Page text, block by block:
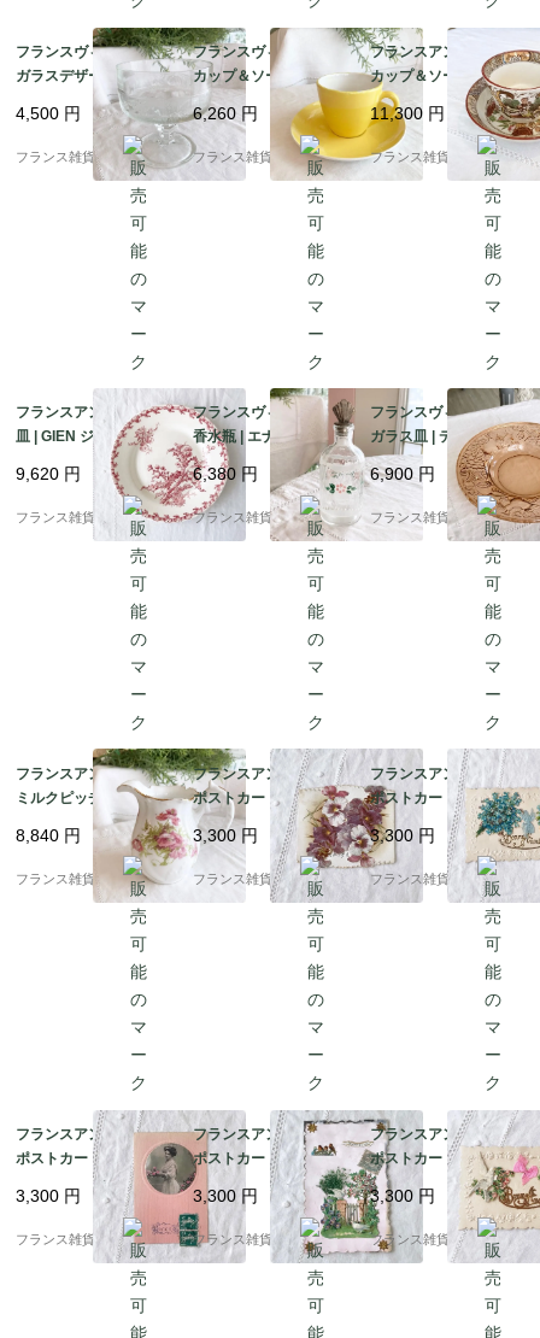
フランスヴィンテージ
ガラスデザート皿 | チ
ェリー柄 エンボス模様
フルーツ イタリア製 | 1
960－70年頃
4,500 円
フランス雑貨chouchou
フランスヴィンテージ
カップ＆ソーサー | ク
レイユ・モントロー
（Creil et Monterea
u）HBCM イエローカ
ラー ｜1935-50年頃 2
6,260 円
フランス雑貨chouchou
フランスアンティーク
カップ＆ソーサー | サ
ルグミンヌ窯 Sarregu
emines シノワズリ柄
コレクタブル | 19世紀
後半～20世紀初頭
11,300 円
フランス雑貨chouchou
フランスアンティーク
皿 | GIEN ジアン アザ
ミ柄（chardons) ディ
ナープレート | 1920年
前後 4
9,620 円
フランス雑貨chouchou
フランスヴィンテージ
香水瓶 | エナメル手描
き ピンク色 小花柄 パ
フュームボトル | 1900
年代半頃
6,380 円
フランス雑貨chouchou
フランスヴィンテージ
ガラス皿 | ディプレッ
ショングラス 大皿 コー
ラルピンクカラー | 195
0-60年代
6,900 円
フランス雑貨chouchou
フランスアンティーク
ミルクピッチャー | Lim
oges リモージュ 磁器
フリルとピンク色のポ
ピー 花柄 | 1900年代初
8,840 円
フランス雑貨chouchou
フランスアンティーク
ポストカード |スミレの
花 グリーティングカー
ド クラシカルなデザイ
ン ヴィクトリア朝後期
｜1890－1910年代
3,300 円
フランス雑貨chouchou
フランスアンティーク
ポストカード | 勿忘草
Bonne Annee エンボ
ス加工 美品｜1900年代
初頭
3,300 円
フランス雑貨chouchou
フランスアンティーク
ポストカード | ピンク
カラー モノクロポート
レート Bonne Annee
エンボス加工｜1900年
3,300 円
フランス雑貨chouchou
フランスアンティーク
ポストカード | Souveni
r d'amitié 白い鳩と可
憐な花々 コラージュ｜
1900年代初頭 (F009)
3,300 円
フランス雑貨chouchou
フランスアンティーク
ポストカード | 薔薇模
様のエンボス加工 シル
クリボン 白い鳩 Bonne
Annee エンボス加工｜
1900年代初頭 (A004)
3,300 円
フランス雑貨chouchou